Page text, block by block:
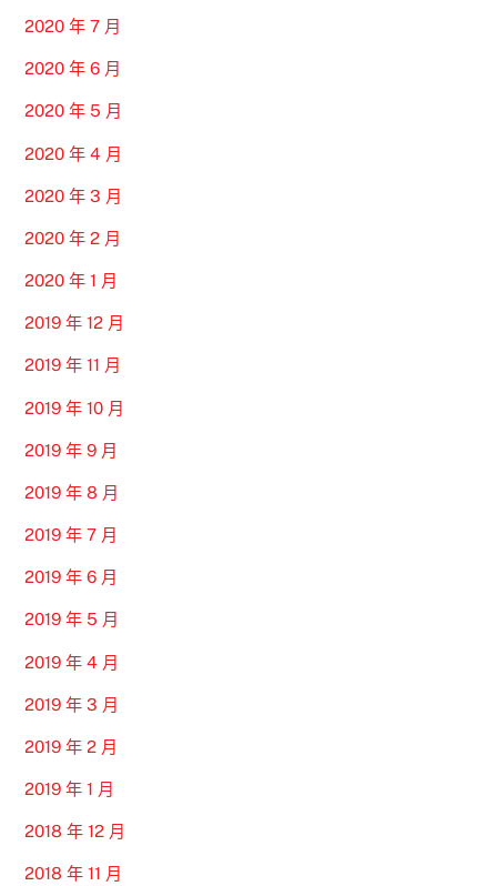
2020 年 7 月
2020 年 6 月
2020 年 5 月
2020 年 4 月
2020 年 3 月
2020 年 2 月
2020 年 1 月
2019 年 12 月
2019 年 11 月
2019 年 10 月
2019 年 9 月
2019 年 8 月
2019 年 7 月
2019 年 6 月
2019 年 5 月
2019 年 4 月
2019 年 3 月
2019 年 2 月
2019 年 1 月
2018 年 12 月
2018 年 11 月